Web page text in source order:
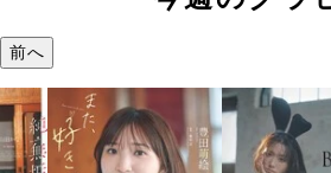
前へ